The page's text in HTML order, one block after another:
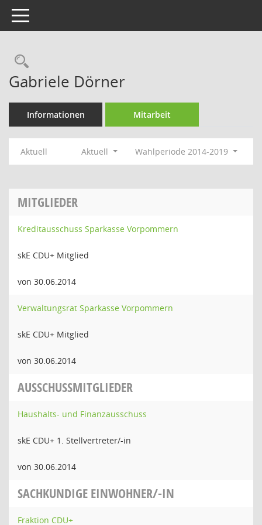
Toggle navigation
Rechercheauswahl
Gabriele Dörner
Informationen Mitarbeit
Aktuell Aktuell Wahlperiode 2014-2019
MITGLIEDER
Kreditausschuss Sparkasse Vorpommern
skE CDU+ Mitglied
von 30.06.2014
Verwaltungsrat Sparkasse Vorpommern
skE CDU+ Mitglied
von 30.06.2014
AUSSCHUSSMITGLIEDER
Haushalts- und Finanzausschuss
skE CDU+ 1. Stellvertreter/-in
von 30.06.2014
SACHKUNDIGE EINWOHNER/-IN
Fraktion CDU+